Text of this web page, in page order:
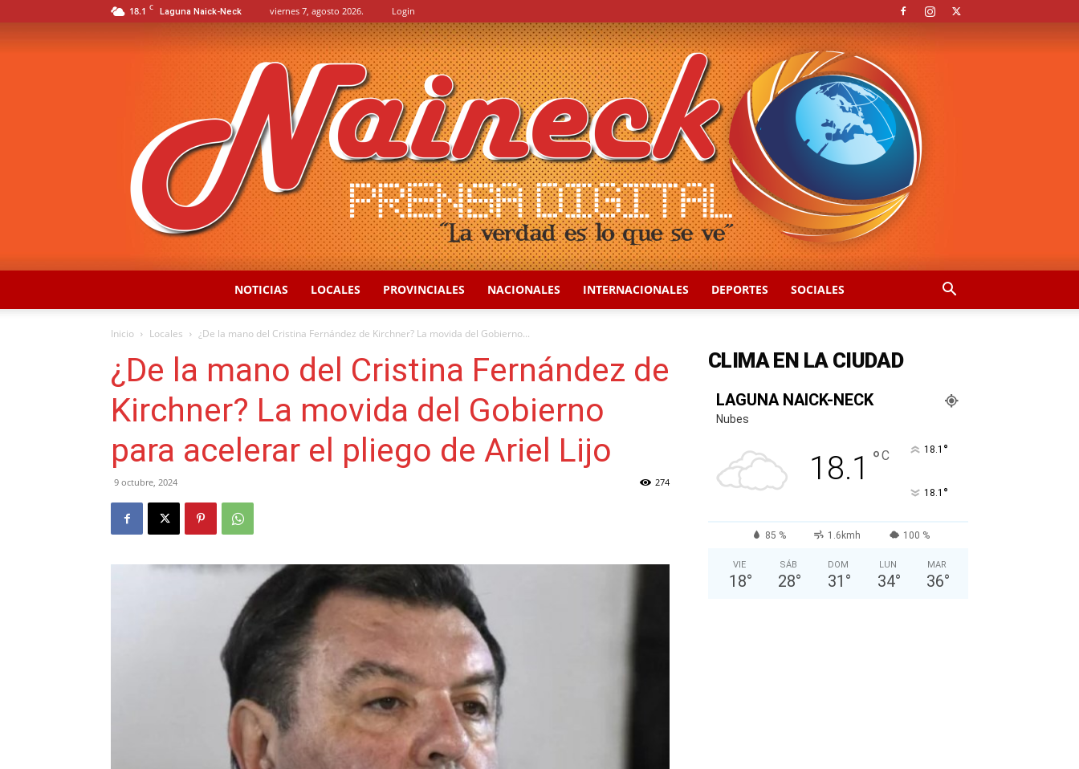
18.1 C Laguna Naick-Neck viernes 7, agosto 2026. Login
NAINECK
NOTICIAS LOCALES PROVINCIALES NACIONALES INTERNACIONALES DEPORTES SOCIALES
Inicio Locales ¿De la mano del Cristina Fernández de Kirchner? La movida del Gobierno...
¿De la mano del Cristina Fernández de
Kirchner? La movida del Gobierno
para acelerar el pliego de Ariel Lijo
9 octubre, 2024 274
CLIMA EN LA CIUDAD
LAGUNA NAICK-NECK
Nubes
18.1 °C 18.1 °
18.1 °
85 % 1.6kmh 100 %
VIE
18°
SÁB
28°
DOM
31 °
LUN
34°
MAR
36°